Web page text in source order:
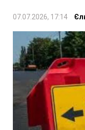
07.07.2026, 17:14